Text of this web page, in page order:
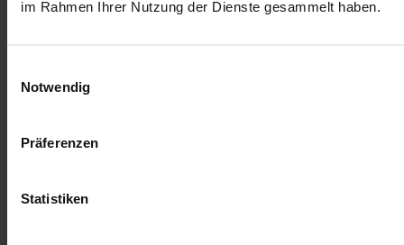
im Rahmen Ihrer Nutzung der Dienste gesammelt haben.
Notwendig
Präferenzen
Statistiken